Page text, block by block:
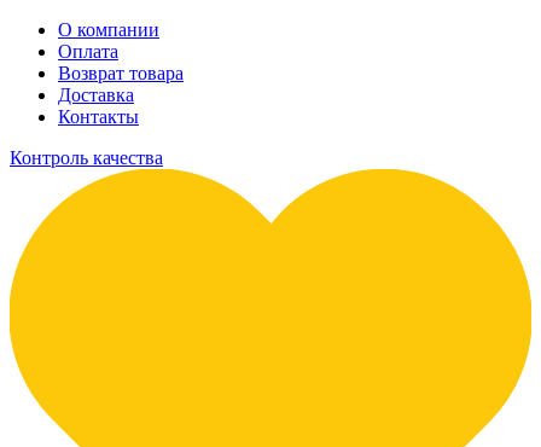
О компании
Оплата
Возврат товара
Доставка
Контакты
Контроль качества